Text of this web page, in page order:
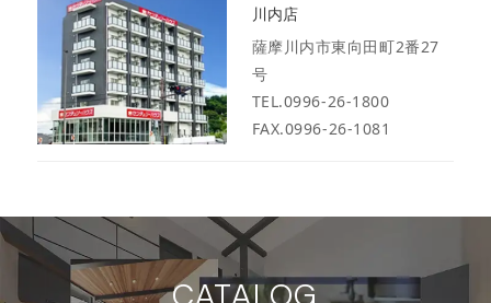
川内店
薩摩川内市東向田町2番27
号
TEL.0996-26-1800
FAX.0996-26-1081
CATALOG